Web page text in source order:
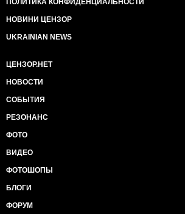
ПОЛИТИКА КОНФИДЕНЦИАЛЬНОСТИ
НОВИНИ ЦЕНЗОР
UKRAINIAN NEWS
ЦЕНЗОР.НЕТ
НОВОСТИ
СОБЫТИЯ
РЕЗОНАНС
ФОТО
ВИДЕО
ФОТОШОПЫ
БЛОГИ
ФОРУМ